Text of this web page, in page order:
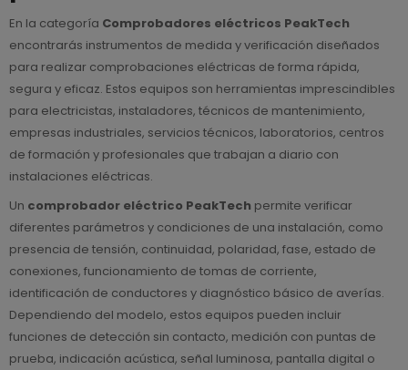
En la categoría Comprobadores eléctricos PeakTech
encontrarás instrumentos de medida y verificación diseñados
para realizar comprobaciones eléctricas de forma rápida,
segura y eficaz. Estos equipos son herramientas imprescindibles
para electricistas, instaladores, técnicos de mantenimiento,
empresas industriales, servicios técnicos, laboratorios, centros
de formación y profesionales que trabajan a diario con
instalaciones eléctricas.
Un comprobador eléctrico PeakTech permite verificar
diferentes parámetros y condiciones de una instalación, como
presencia de tensión, continuidad, polaridad, fase, estado de
conexiones, funcionamiento de tomas de corriente,
identificación de conductores y diagnóstico básico de averías.
Dependiendo del modelo, estos equipos pueden incluir
funciones de detección sin contacto, medición con puntas de
prueba, indicación acústica, señal luminosa, pantalla digital o